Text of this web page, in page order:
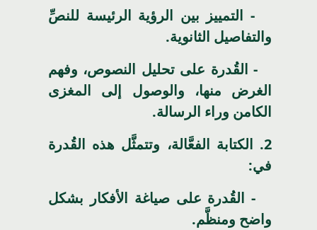
- التمييز بين الرؤية الرئيسة للنصِّ
والتفاصيل الثانوية.
- القُدرة على تحليل النصوص، وفهم
الغرض منها، والوصول إلى المغزى
الكامن وراء الرسالة.
2. الكتابة الفعَّالة، وتتمثَّل هذه القُدرة
في:
- القُدرة على صياغة الأفكار بشكل
واضح ومنظَّم.